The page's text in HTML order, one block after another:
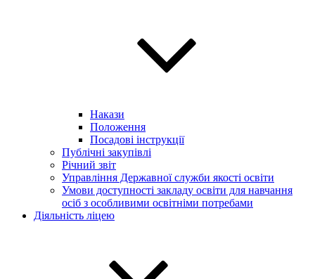
Накази
Положення
Посадові інструкції
Публічні закупівлі
Річний звіт
Управління Державної служби якості освіти
Умови доступності закладу освіти для навчання
осіб з особливими освітніми потребами
Діяльність ліцею